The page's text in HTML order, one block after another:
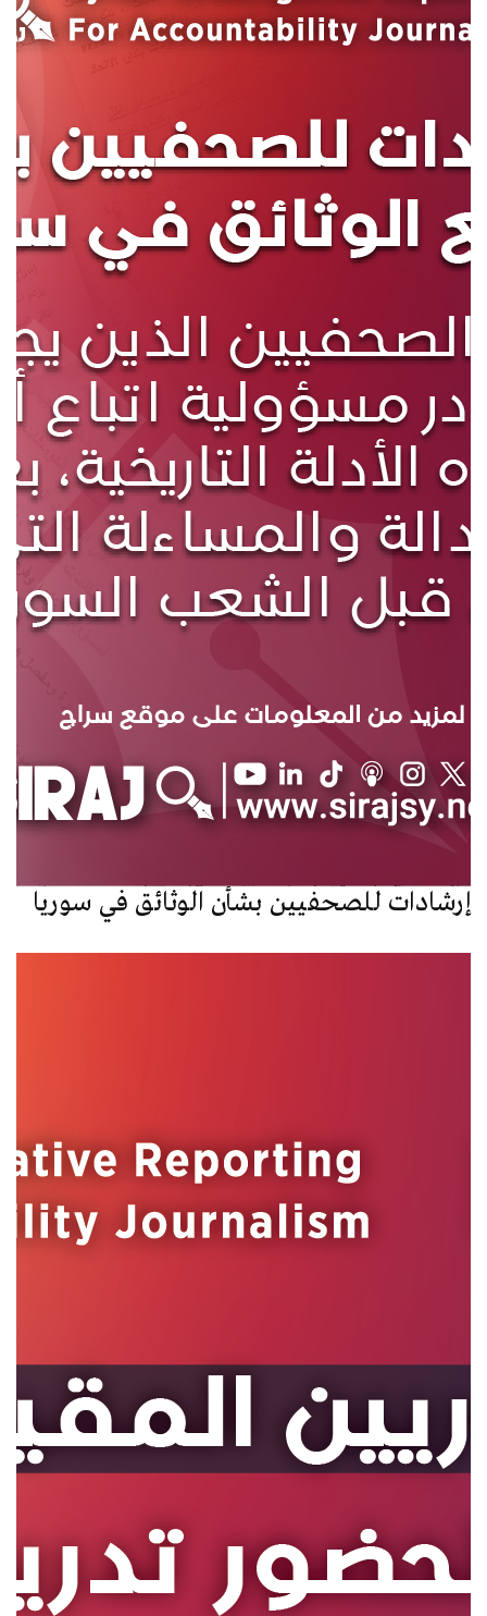
إرشادات للصحفيين بشأن الوثائق في سوريا